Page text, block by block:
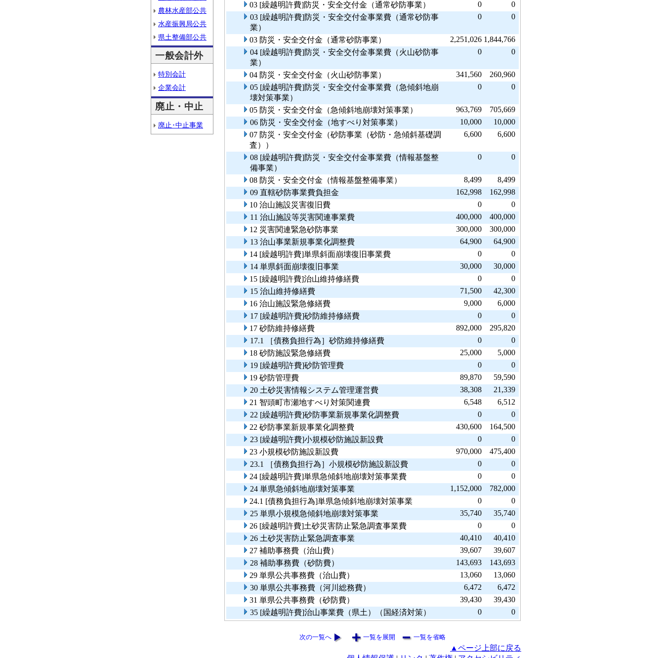
農林水産部公共
水産振興局公共
県土整備部公共
一般会計外
特別会計
企業会計
廃止・中止
廃止･中止事業
03 [繰越明許費]防災・安全交付金（通常砂防事業）
0
0
03 [繰越明許費]防災・安全交付金事業費（通常砂防事
業）
0 0
03 防災・安全交付金（通常砂防事業） 2,251,026 1,844,766
04 [繰越明許費]防災・安全交付金事業費（火山砂防事
業）
0 0
04 防災・安全交付金（火山砂防事業） 341,560
260,960
05 [繰越明許費]防災・安全交付金事業費（急傾斜地崩
壊対策事業）
0 0
05 防災・安全交付金（急傾斜地崩壊対策事業） 963,769
705,669
06 防災・安全交付金（地すべり対策事業）
10,000
10,000
07 防災・安全交付金（砂防事業（砂防・急傾斜基礎調
査））
6,600 6,600
08 [繰越明許費]防災・安全交付金事業費（情報基盤整
備事業）
0 0
08 防災・安全交付金（情報基盤整備事業） 8,499
8,499
09 直轄砂防事業費負担金
162,998
162,998
10 治山施設災害復旧費
0
0
11 治山施設等災害関連事業費
400,000
400,000
12 災害関連緊急砂防事業
300,000
300,000
13 治山事業新規事業化調整費
64,900
64,900
14 [繰越明許費]単県斜面崩壊復旧事業費
0
0
14 単県斜面崩壊復旧事業
30,000
30,000
15 [繰越明許費]治山維持修繕費
0
0
15 治山維持修繕費
71,500
42,300
16 治山施設緊急修繕費
9,000
6,000
17 [繰越明許費]砂防維持修繕費
0
0
17 砂防維持修繕費
892,000
295,820
17.1 ［債務負担行為］砂防維持修繕費
0
0
18 砂防施設緊急修繕費
25,000
5,000
19 [繰越明許費]砂防管理費
0
0
19 砂防管理費
89,870
59,590
20 土砂災害情報システム管理運営費
38,308
21,339
21 智頭町市瀬地すべり対策関連費
6,548
6,512
22 [繰越明許費]砂防事業新規事業化調整費
0
0
22 砂防事業新規事業化調整費
430,600
164,500
23 [繰越明許費]小規模砂防施設新設費
0
0
23 小規模砂防施設新設費
970,000
475,400
23.1 ［債務負担行為］小規模砂防施設新設費
0
0
24 [繰越明許費]単県急傾斜地崩壊対策事業費
0
0
24 単県急傾斜地崩壊対策事業
1,152,000
782,000
24.1 [債務負担行為]単県急傾斜地崩壊対策事業
0
0
25 単県小規模急傾斜地崩壊対策事業
35,740
35,740
26 [繰越明許費]土砂災害防止緊急調査事業費
0
0
26 土砂災害防止緊急調査事業
40,410
40,410
27 補助事務費（治山費）
39,607
39,607
28 補助事務費（砂防費）
143,693
143,693
29 単県公共事務費（治山費）
13,060
13,060
30 単県公共事務費（河川総務費）
6,472
6,472
31 単県公共事務費（砂防費）
39,430
39,430
35 [繰越明許費]治山事業費（県土）（国経済対策）
0 0
次の一覧へ 一覧を展開 一覧を省略
▲ページ上部に戻る